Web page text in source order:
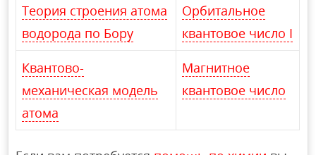
Теория строения атома
водорода по Бору
Орбитальное
квантовое число I
Квантово-
механическая модель
атома
Магнитное
квантовое число